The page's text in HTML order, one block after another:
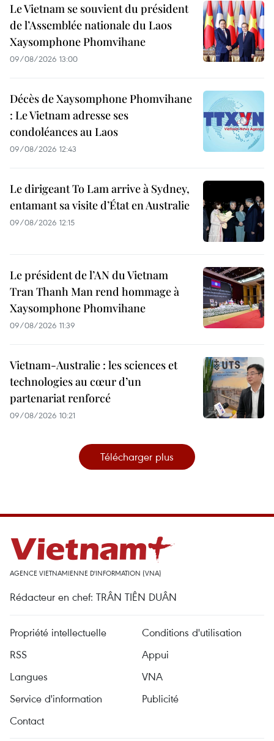
Le Vietnam se souvient du président
de l’Assemblée nationale du Laos
Xaysomphone Phomvihane
09/08/2026 13:00
Décès de Xaysomphone Phomvihane
: Le Vietnam adresse ses
condoléances au Laos
09/08/2026 12:43
Le dirigeant To Lam arrive à Sydney,
entamant sa visite d’État en Australie
09/08/2026 12:15
Le président de l’AN du Vietnam
Tran Thanh Man rend hommage à
Xaysomphone Phomvihane
09/08/2026 11:39
Vietnam-Australie : les sciences et
technologies au cœur d’un
partenariat renforcé
09/08/2026 10:21
Télécharger plus
AGENCE VIETNAMIENNE D'INFORMATION (VNA)
Rédacteur en chef: TRÂN TIÊN DUÂN
Propriété intellectuelle
Conditions d'utilisation
RSS
Appui
Langues
VNA
Service d'information
Publicité
Contact